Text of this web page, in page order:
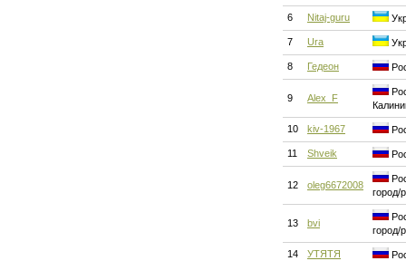
6 Nitaj-guru
7 Ura
8 Гедеон
9 Alex_F
10 kiv-1967
11 Shveik
12 oleg6672008
город/
13 bvi
город/
14 УТЯТЯ